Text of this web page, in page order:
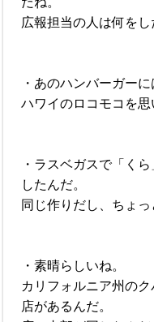
広報担当の人は何を
・あのハンバーガー
ハワイのロコモコを思
・ラスベガスで「く
したんだ。
同じ作りだし、ちょっ
・素晴らしいね。
カリフォルニア州の
店があるんだ。